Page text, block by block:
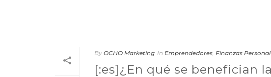
By OCHO Marketing In Emprendedores, Finanzas
[:es]¿En qué se benefician